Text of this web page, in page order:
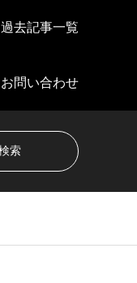
過去記事一覧
お問い合わせ